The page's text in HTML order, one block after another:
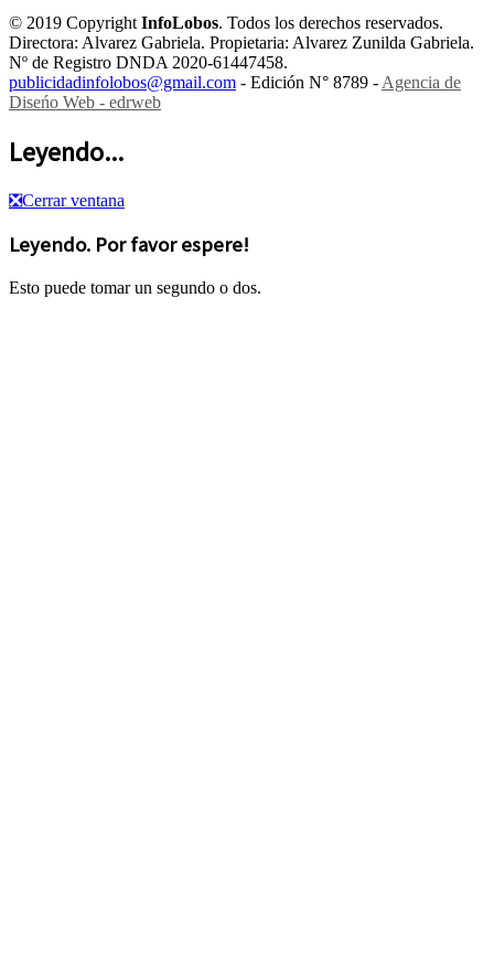
© 2019 CopyrightInfoLobos. Todos los derechos reservados.
Directora: Alvarez Gabriela. Propietaria: Alvarez Zunilda Gabriela.
Nº de Registro DNDA 2020-61447458.
publicidadinfolobos@gmail.com - Edición N° 8789 -Agencia de
Diseńo Web - edrweb
Leyendo...
❎Cerrar ventana
Leyendo. Por favor espere!
Esto puede tomar un segundo o dos.